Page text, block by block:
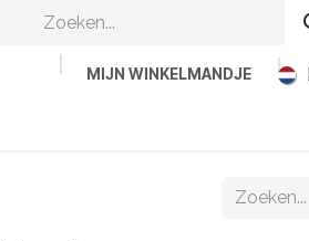
MIJN WINKELMANDJE